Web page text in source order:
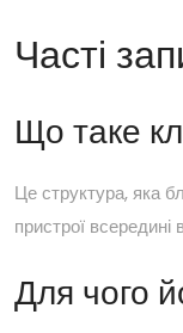
Часті
Що таке
Це структура, яка
пристрої всередині
Для чого